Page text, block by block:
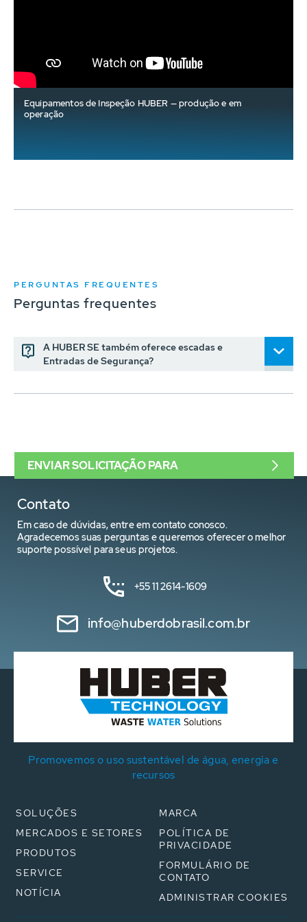
Equipamentos de Inspeção HUBER — produção e em
operação
PERGUNTAS FREQUENTES
Perguntas frequentes
A HUBER SE também oferece escadas e
Entradas de Segurança?
Contato
Em caso de dúvidas, entre em contato conosco.
Agradecemos suas perguntas e queremos oferecer o melhor
suporte possível para seus projetos.
+55 11 2614-1609
info@huberdobrasil.com.br
ENVIAR SOLICITAÇÃO PARA
Promovemos o uso sustentável de água, energia e
recursos
SOLUÇÕES
MERCADOS E SETORES
PRODUTOS
SERVICE
NOTÍCIA
MARCA
POLÍTICA DE
PRIVACIDADE
FORMULÁRIO DE
CONTATO
ADMINISTRAR COOKIES